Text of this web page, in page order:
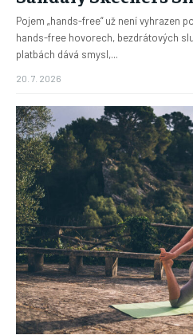
Pojem „hands-free“ už není vyhrazen
hands-free hovorech, bezdrátových
platbách dává smysl,...
20. 7. 2026